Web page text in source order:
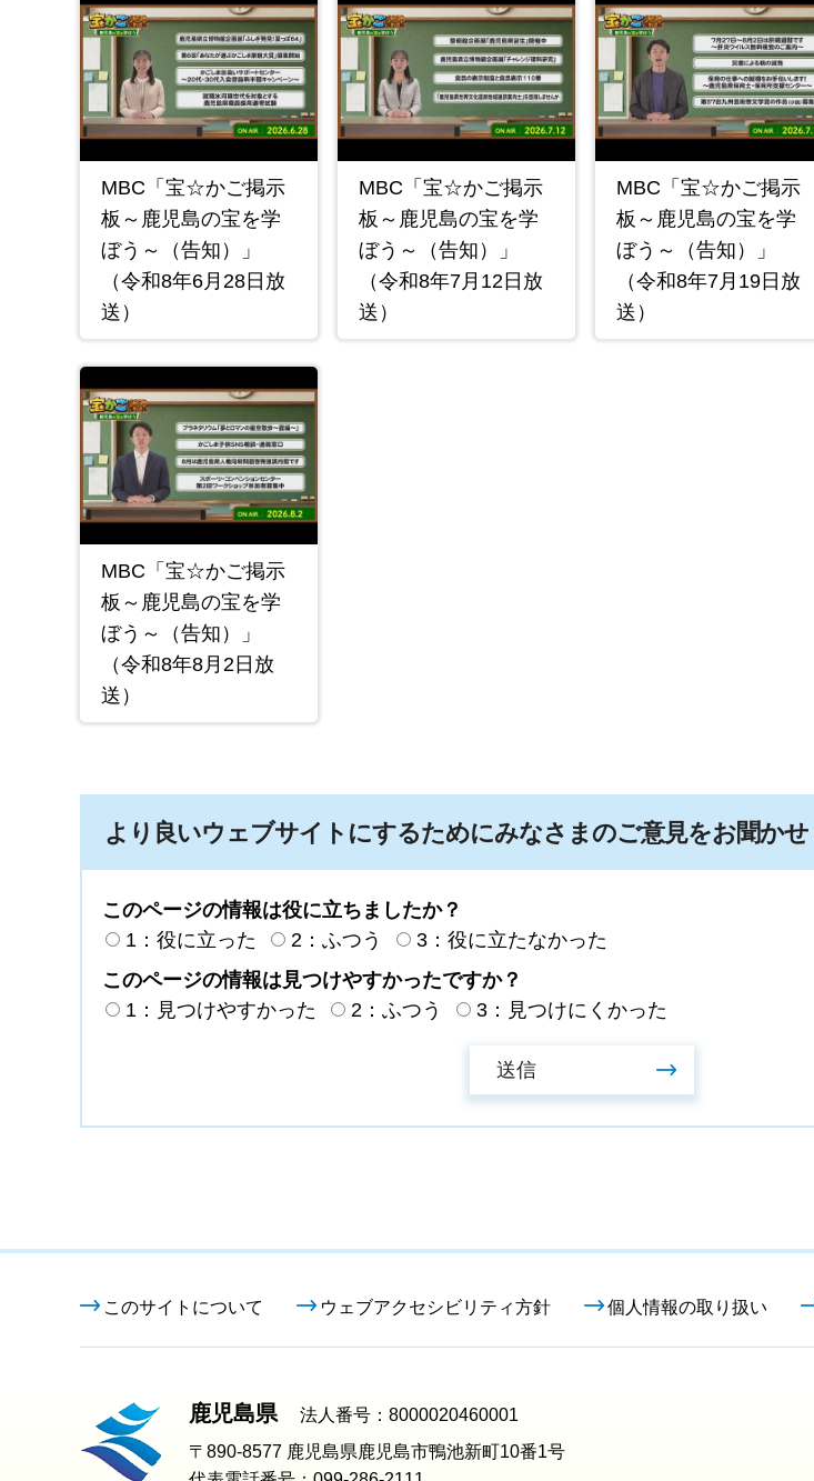
MBC「宝☆かご掲示
板～鹿児島の宝を学
ぼう～（告知）」
（令和8年6月28日放
送）
MBC「宝☆かご掲示
板～鹿児島の宝を学
ぼう～（告知）」
（令和8年7月12日放
送）
MBC「宝☆かご掲示
板～鹿児島の宝を学
ぼう～（告知）」
（令和8年7月19日放
送）
MBC「宝☆かご掲示
板～鹿児島の宝を学
ぼう～（告知）」
（令和8年8月2日放
送）
より良いウェブサイトにするためにみなさまのご意見をお聞か
このページの情報は役に立ちましたか？
1：役に立った
2：ふつう
3：役に立たなかった
このページの情報は見つけやすかったですか？
1：見つけやすかった
2：ふつう 3：見つけにくかった
このサイトについて ウェブアクセシビリティ方針 個人情報の取り扱い
鹿児島県
法人番号：8000020460001
〒890-8577 鹿児島県鹿児島市鴨池新町10番1号